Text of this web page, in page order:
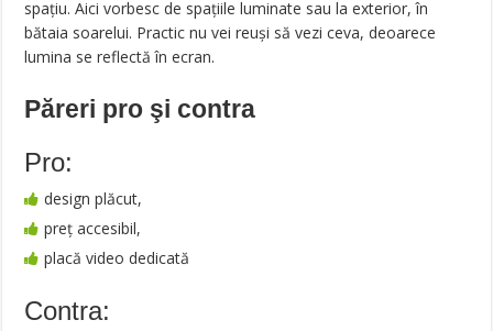
spațiu. Aici vorbesc de spațiile luminate sau la exterior, în
bătaia soarelui. Practic nu vei reuși să vezi ceva, deoarece
lumina se reflectă în ecran.
Păreri pro şi contra
Pro:
design plăcut,
preț accesibil,
placă video dedicată
Contra: